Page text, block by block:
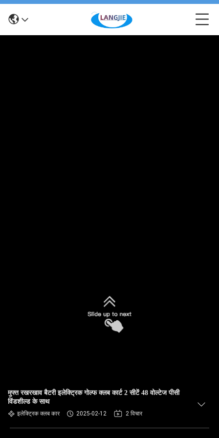
मुफ्त रखरखाव बैटरी इलेक्ट्रिक गोल्फ क्लब कार्ट 2 सीटें 48 वोल्टेज पीसी
विंडशील्ड के साथ
इलेक्ट्रिक क्लब कार 2025-02-12 2 विचार